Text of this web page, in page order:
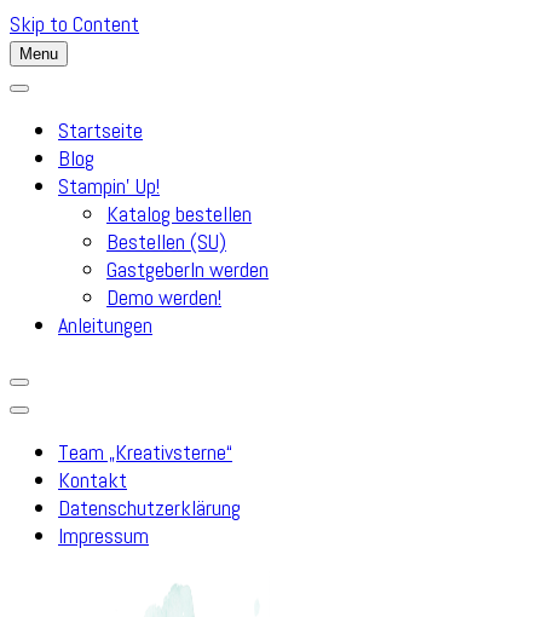
Skip to Content
Menu
Startseite
Blog
Stampin’ Up!
Katalog bestellen
Bestellen (SU)
GastgeberIn werden
Demo werden!
Anleitungen
Team „Kreativsterne“
Kontakt
Datenschutzerklärung
Impressum